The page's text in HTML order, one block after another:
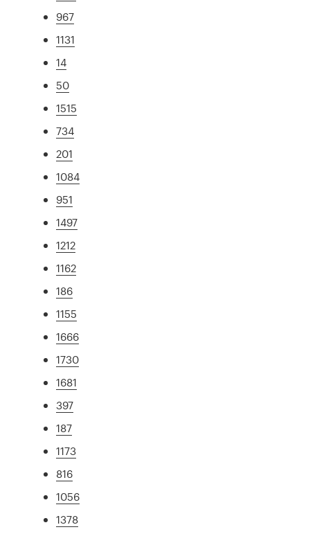
967
1131
14
50
1515
734
201
1084
951
1497
1212
1162
186
1155
1666
1730
1681
397
187
1173
816
1056
1378